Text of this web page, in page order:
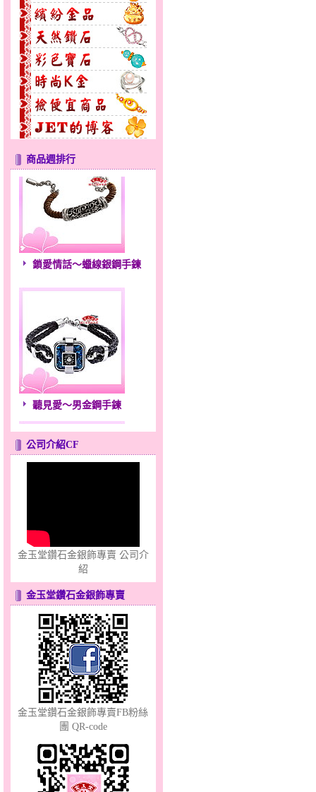
商品週排行
聽見愛～女金鋼手鍊
鎖愛情話～蠟線銀鋼手鍊
聽見愛～男金鋼手鍊
夢想幸福～男黃金戒指
錦繡龍鳳～黃金耳環
公司介紹CF
金玉堂鑽石金銀飾專賣 公司介
紹
金玉堂鑽石金銀飾專賣
金玉堂鑽石金銀飾專賣FB粉絲
團 QR-code